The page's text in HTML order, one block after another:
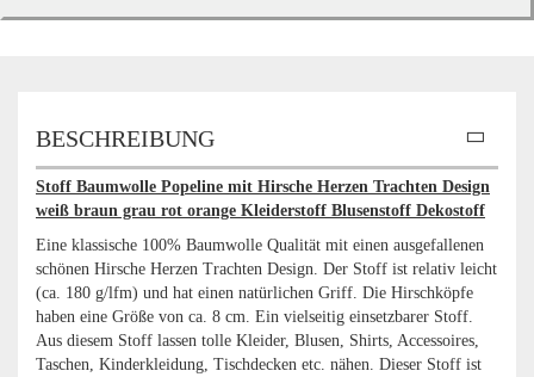
BESCHREIBUNG
Stoff Baumwolle Popeline mit Hirsche Herzen Trachten Design
weiß braun grau rot orange Kleiderstoff Blusenstoff Dekostoff
Eine klassische 100% Baumwolle Qualität mit einen ausgefallenen
schönen Hirsche Herzen Trachten Design. Der Stoff ist relativ leicht
(ca. 180 g/lfm) und hat einen natürlichen Griff. Die Hirschköpfe
haben eine Größe von ca. 8 cm. Ein vielseitig einsetzbarer Stoff.
Aus diesem Stoff lassen tolle Kleider, Blusen, Shirts, Accessoires,
Taschen, Kinderkleidung, Tischdecken etc. nähen. Dieser Stoff ist